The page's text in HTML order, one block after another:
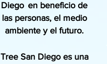
Diego en beneficio de
las personas, el medio
ambiente y el futuro.
Tree San Diego es una